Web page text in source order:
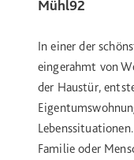
Mühl92
In einer der
eingerahmt von
der Haustür,
Familie oder